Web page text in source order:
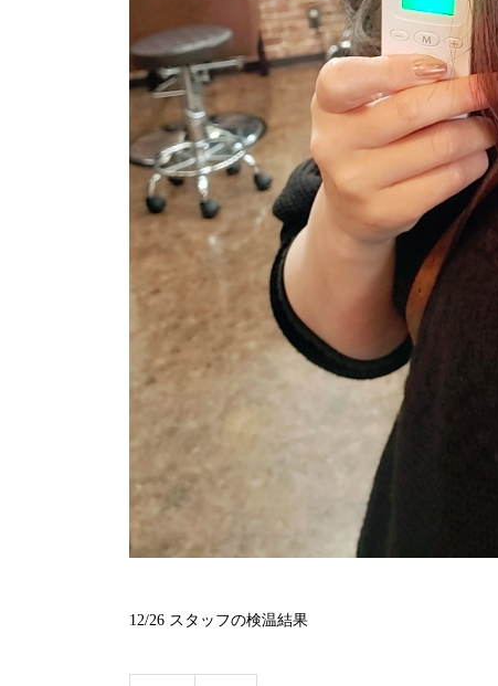
12/26 スタッフの検温結果